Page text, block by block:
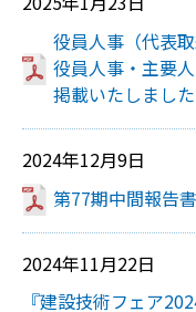
役員人事（代表
役員人事・主要
掲載いたしました
2024年12月9日
第77期中間報告
2024年11月22日
『建設技術フェア